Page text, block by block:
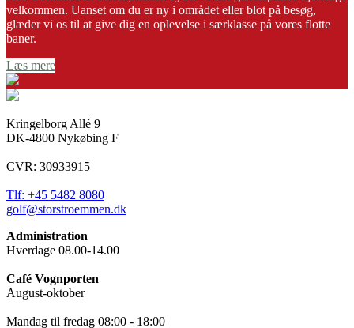
velkommen. Uanset om du er ny i området eller blot på besøg,
glæder vi os til at give dig en oplevelse i særklasse på vores flotte
baner.
Læs mere
Kringelborg Allé 9
DK-4800 Nykøbing F
CVR: 30933915
Tlf: +45 5482 8080
golf@storstroemmen.dk
Administration
Hverdage 08.00-14.00
Café Vognporten
August-oktober
Mandag til fredag 08:00 - 18:00